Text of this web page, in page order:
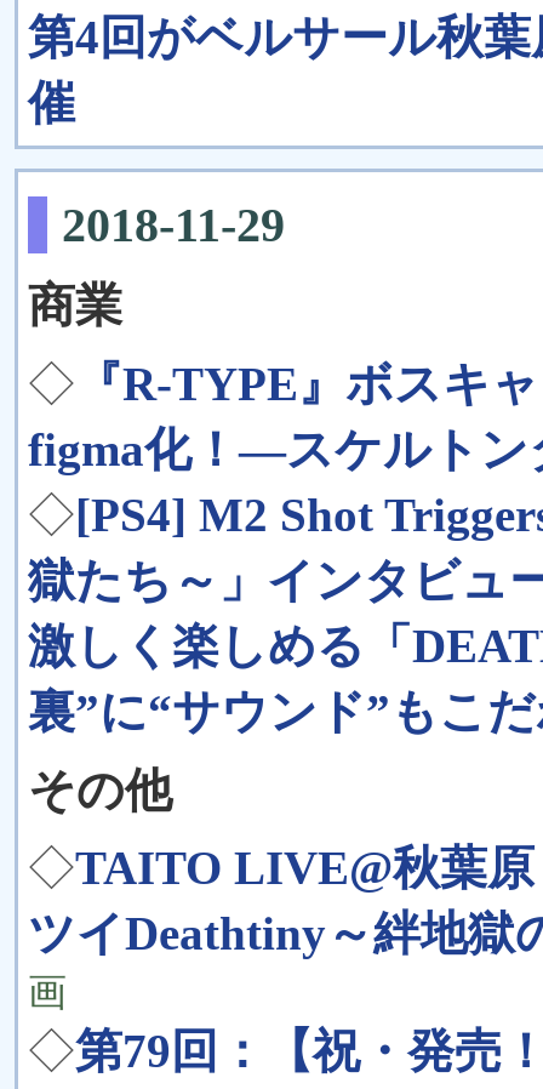
第4回がベルサール秋
催
2018-11-29
商業
◇ 『R-TYPE』ボスキ
figma化！―スケルトン
◇[PS4] M2 Shot
獄たち～」インタビュ
激しく楽しめる「
裏”に“サウンド”もこ
その他
◇TAITO LIVE@秋葉
ツイDeathtiny～絆地獄
画
◇第79回：【祝・発売